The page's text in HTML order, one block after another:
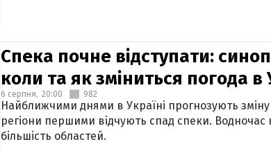
Спека почне відступати:
коли та як зміниться погода в
6 серпня, 20:00 982
Найближчими днями в Україні прогнозують зміну
регіони першими відчують спад спеки.
більшість областей.